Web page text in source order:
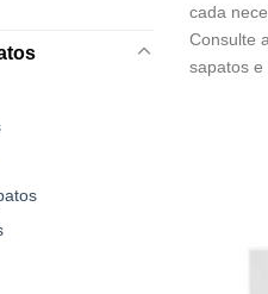
cada
Consulte
sapatos e